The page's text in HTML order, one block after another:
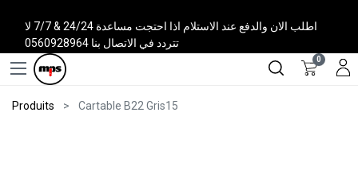
اطلب الان والدفع عند الاستلام اذا احتجت مساعدة 24/24 & 7/7 لا
تتردد في الاتصال بنا 0560928964
0
Produits Cartable B22 Gris15